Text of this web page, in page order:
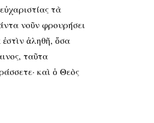
τὰ
νοῦν φρουρήσει
ἀληθῆ, ὅσα
ταῦτα
καὶ ὁ Θεὸς